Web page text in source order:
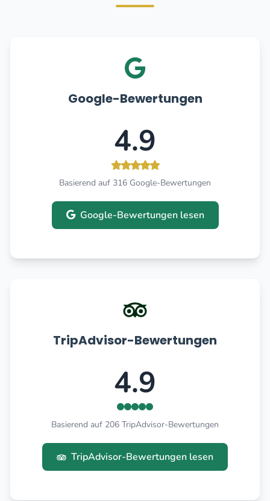
Google-Bewertungen
4.9
Basierend auf 316 Google-Bewertungen
Google-Bewertungen lesen
TripAdvisor-Bewertungen
4.9
Basierend auf 206 TripAdvisor-Bewertungen
TripAdvisor-Bewertungen lesen